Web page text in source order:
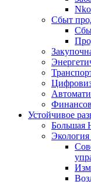
Сбыт
Устойчивое
Большая